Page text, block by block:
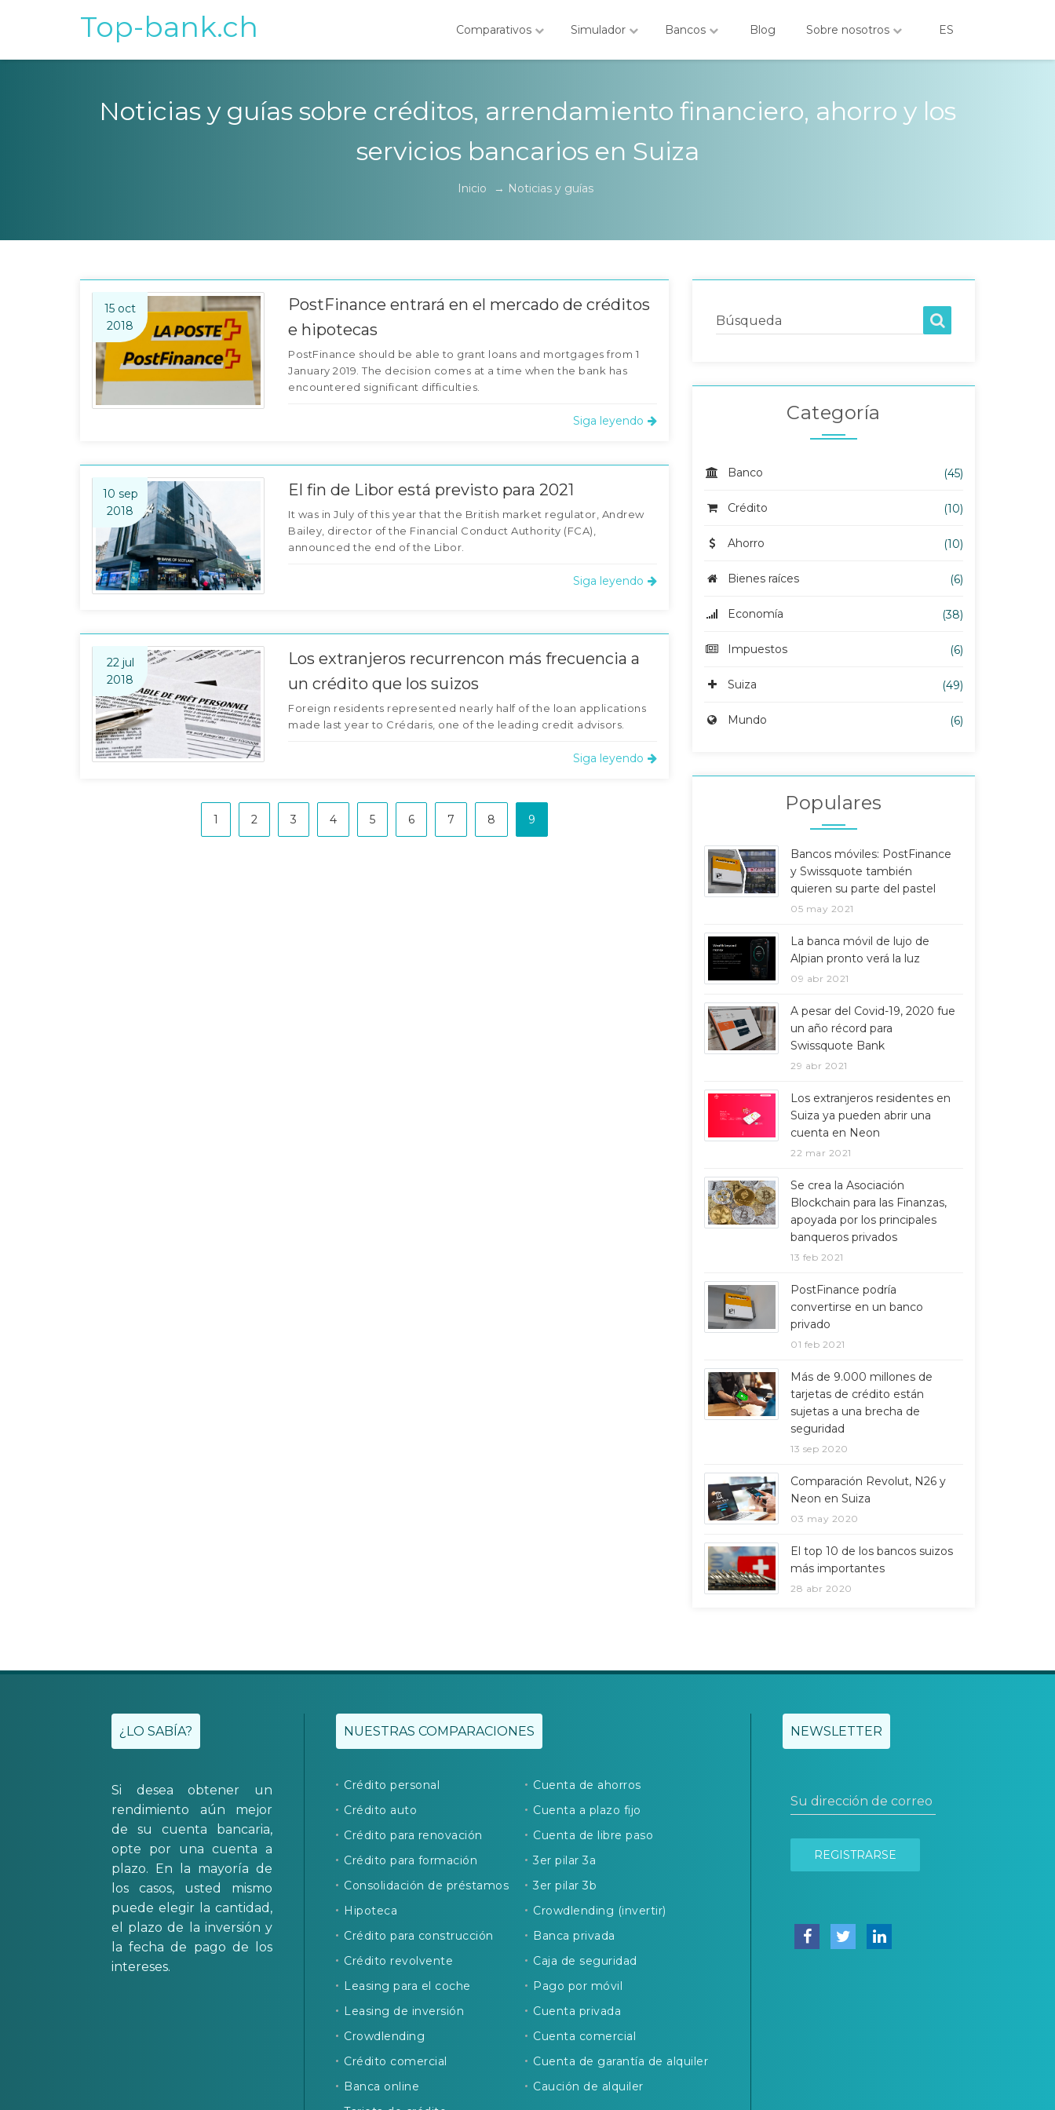
Top-bank.ch Comparativos Simulador Bancos Blog Sobre nosotros ES
Noticias y guías sobre créditos, arrendamiento financiero, ahorro y los
servicios bancarios en Suiza
Inicio → Noticias y guías
15 oct
2018
PostFinance entrará en el mercado de créditos
e hipotecas
PostFinance should be able to grant loans and mortgages from 1
January 2019. The decision comes at a time when the bank has
encountered significant difficulties.
Siga leyendo
10 sep
2018
El fin de Libor está previsto para 2021
It was in July of this year that the British market regulator, Andrew
Bailey, director of the Financial Conduct Authority (FCA),
announced the end of the Libor.
Siga leyendo
22 jul
2018
Los extranjeros recurrencon más frecuencia a
un crédito que los suizos
Foreign residents represented nearly half of the loan applications
made last year to Crédaris, one of the leading credit advisors.
Siga leyendo
1 2 3 4 5 6 7 8 9
Búsqueda
Categoría
Banco (45)
Crédito (10)
Ahorro (10)
Bienes raíces (6)
Economía (38)
Impuestos (6)
Suiza (49)
Mundo (6)
Populares
Bancos móviles: PostFinance
y Swissquote también
quieren su parte del pastel
05 may 2021
La banca móvil de lujo de
Alpian pronto verá la luz
09 abr 2021
A pesar del Covid-19, 2020 fue
un año récord para
Swissquote Bank
29 abr 2021
Los extranjeros residentes en
Suiza ya pueden abrir una
cuenta en Neon
22 mar 2021
Se crea la Asociación
Blockchain para las Finanzas,
apoyada por los principales
banqueros privados
13 feb 2021
PostFinance podría
convertirse en un banco
privado
01 feb 2021
Más de 9.000 millones de
tarjetas de crédito están
sujetas a una brecha de
seguridad
13 sep 2020
Comparación Revolut, N26 y
Neon en Suiza
03 may 2020
El top 10 de los bancos suizos
más importantes
28 abr 2020
¿LO SABÍA?
Si desea obtener un
rendimiento aún mejor
de su cuenta bancaria,
opte por una cuenta a
plazo. En la mayoría de
los casos, usted mismo
puede elegir la cantidad,
el plazo de la inversión y
la fecha de pago de los
intereses.
NUESTRAS COMPARACIONES
Crédito personal
Crédito auto
Crédito para renovación
Crédito para formación
Consolidación de préstamos
Hipoteca
Crédito para construcción
Crédito revolvente
Leasing para el coche
Leasing de inversión
Crowdlending
Crédito comercial
Banca online
Cuenta de ahorros
Cuenta a plazo fijo
Cuenta de libre paso
3er pilar 3a
3er pilar 3b
Crowdlending (invertir)
Banca privada
Caja de seguridad
Pago por móvil
Cuenta privada
Cuenta comercial
Cuenta de garantía de alquiler
Caución de alquiler
NEWSLETTER
Su dirección de correo electrónico
REGISTRARSE